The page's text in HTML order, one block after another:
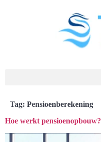
Tag: Pensioenberekening
Hoe werkt pensioenopbouw?